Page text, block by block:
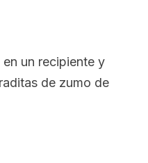
un recipiente y
de zumo de